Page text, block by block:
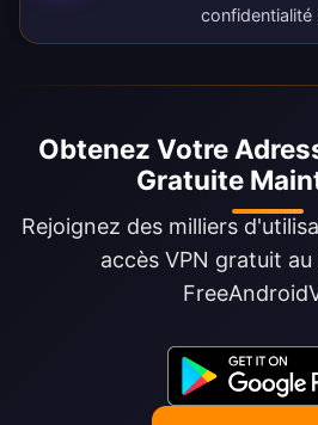
confidentialité
Obtenez Votre
Gratuite
Rejoignez des milliers
accès VPN gratuit